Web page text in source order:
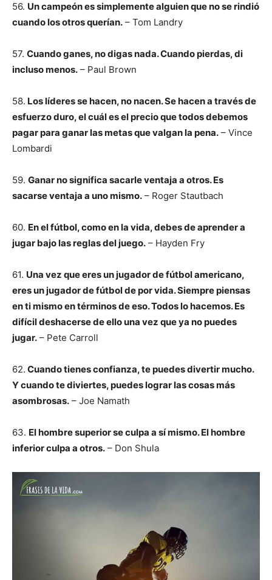
56. Un campeón es simplemente alguien que no se rindió
cuando los otros querían. – Tom Landry
57. Cuando ganes, no digas nada. Cuando pierdas, di
incluso menos. – Paul Brown
58. Los líderes se hacen, no nacen. Se hacen a través de
esfuerzo duro, el cuál es el precio que todos debemos
pagar para ganar las metas que valgan la pena. – Vince
Lombardi
59. Ganar no significa sacarle ventaja a otros. Es
sacarse ventaja a uno mismo. – Roger Stautbach
60. En el fútbol, como en la vida, debes de aprender a
jugar bajo las reglas del juego. – Hayden Fry
61. Una vez que eres un jugador de fútbol americano,
eres un jugador de fútbol de por vida. Siempre piensas
en ti mismo en términos de eso. Todos lo hacemos. Es
difícil deshacerse de ello una vez que ya no puedes
jugar. – Pete Carroll
62. Cuando tienes confianza, te puedes divertir mucho.
Y cuando te diviertes, puedes lograr las cosas más
asombrosas. – Joe Namath
63. El hombre superior se culpa a sí mismo. El hombre
inferior culpa a otros. – Don Shula